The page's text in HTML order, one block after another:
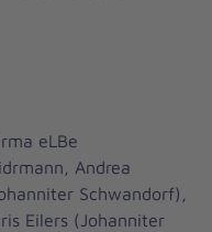
eLBe
Andrea
Schwandorf),
Eilers (Johanniter